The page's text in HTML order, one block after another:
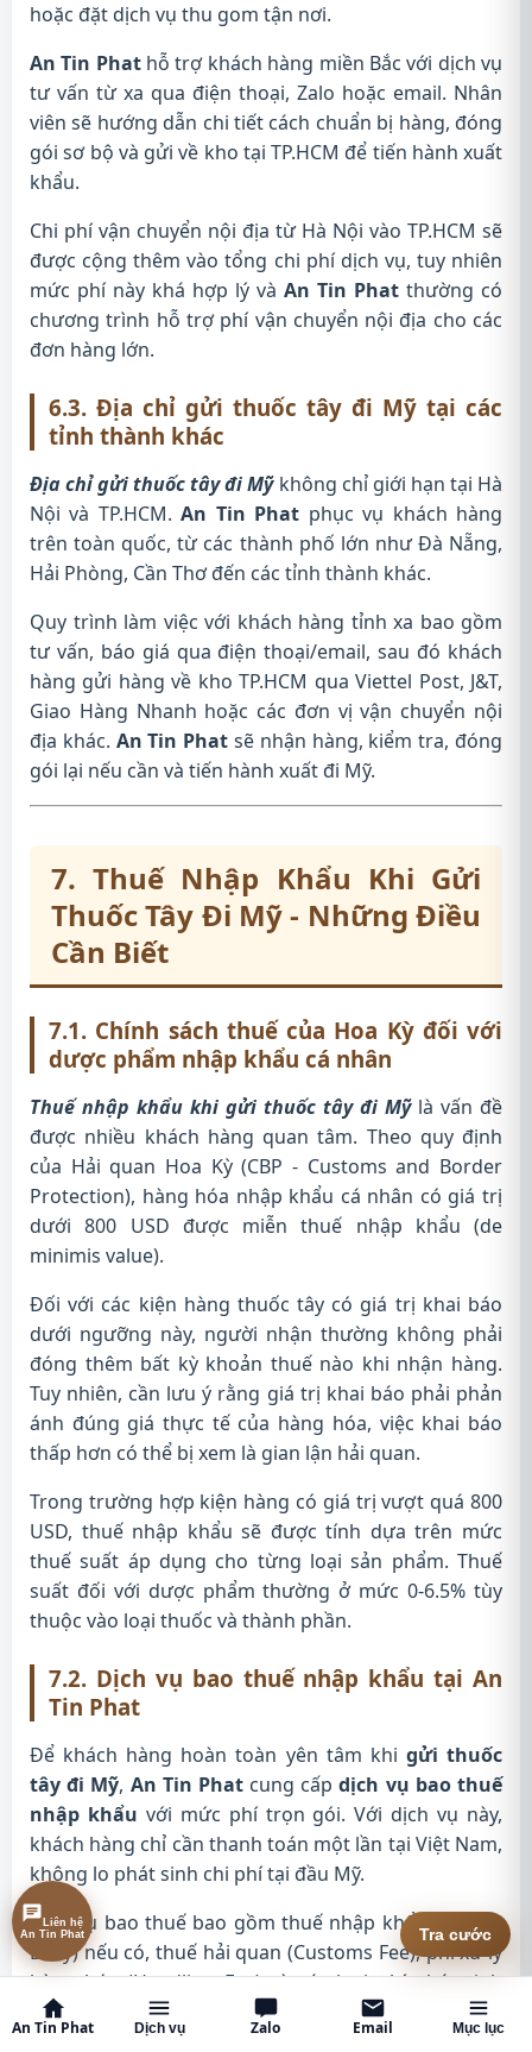
hoặc đặt dịch vụ thu gom tận nơi.
An Tin Phathỗ trợ khách hàng miền Bắc với dịch vụ
tư vấn từ xa qua điện thoại, Zalo hoặc email. Nhân
viên sẽ hướng dẫn chi tiết cách chuẩn bị hàng, đóng
gói sơ bộ và gửi về kho tại TP.HCM để tiến hành xuất
khẩu.
Chi phí vận chuyển nội địa từ Hà Nội vào TP.HCM sẽ
được cộng thêm vào tổng chi phí dịch vụ, tuy nhiên
mức phí này khá hợp lý và An Tin Phat thường có
chương trình hỗ trợ phí vận chuyển nội địa cho các
đơn hàng lớn.
6.3. Địa chỉ gửi thuốc tây đi Mỹ tại các
tỉnh thành khác
Địa chỉ gửi thuốc tây đi Mỹkhông chỉ giới hạn tại Hà
Nội và TP.HCM.An Tin Phat phục vụ khách hàng
trên toàn quốc, từ các thành phố lớn như Đà Nẵng,
Hải Phòng, Cần Thơ đến các tỉnh thành khác.
Quy trình làm việc với khách hàng tỉnh xa bao gồm
tư vấn, báo giá qua điện thoại/email, sau đó khách
hàng gửi hàng về kho TP.HCM qua Viettel Post, J&T,
Giao Hàng Nhanh hoặc các đơn vị vận chuyển nội
địa khác. An Tin Phat sẽ nhận hàng, kiểm tra, đóng
gói lại nếu cần và tiến hành xuất đi Mỹ.
7. Thuế Nhập Khẩu Khi Gửi
Thuốc Tây Đi Mỹ - Những Điều
Cần Biết
7.1. Chính sách thuế của Hoa Kỳ đối với
dược phẩm nhập khẩu cá nhân
Thuế nhập khẩu khi gửi thuốc tây đi Mỹlà vấn đề
được nhiều khách hàng quan tâm. Theo quy định
của Hải quan Hoa Kỳ (CBP - Customs and Border
Protection), hàng hóa nhập khẩu cá nhân có giá trị
dưới 800 USD được miễn thuế nhập khẩu (de
minimis value).
Đối với các kiện hàng thuốc tây có giá trị khai báo
dưới ngưỡng này, người nhận thường không phải
đóng thêm bất kỳ khoản thuế nào khi nhận hàng.
Tuy nhiên, cần lưu ý rằng giá trị khai báo phải phản
ánh đúng giá thực tế của hàng hóa, việc khai báo
thấp hơn có thể bị xem là gian lận hải quan.
Trong trường hợp kiện hàng có giá trị vượt quá 800
USD, thuế nhập khẩu sẽ được tính dựa trên mức
thuế suất áp dụng cho từng loại sản phẩm. Thuế
suất đối với dược phẩm thường ở mức 0-6.5% tùy
thuộc vào loại thuốc và thành phần.
7.2. Dịch vụ bao thuế nhập khẩu tại An
Tin Phat
Để khách hàng hoàn toàn yên tâm khi gửi thuốc
tây đi Mỹ, An Tin Phatcung cấpdịch vụ bao thuế
nhập khẩu với mức phí trọn gói. Với dịch vụ này,
khách hàng chỉ cần thanh toán một lần tại Việt Nam,
không lo phát sinh chi phí tại đầu Mỹ.
Dịch vụ bao thuế bao gồm thuế nhập khẩu (Import
Duty) nếu có, thuế hải quan (Customs Fee), phí xử lý
hàng hóa (Handling Fee) và các loại phí phát sinh
khác tại cửa khẩu Mỹ. Nhờ đó, người nhận tại Mỹ chỉ
việc nhận hàng mà không cần chi trả thêm bất kỳ
An Tin Phat Dịch vụ Zalo Email Mục lục
Tra cước
Liên hệ
An Tin Phat